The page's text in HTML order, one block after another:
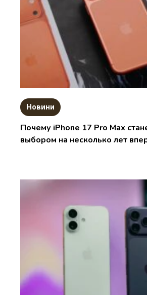
Новини
Почему iPhone 17 Pro Max
выбором на несколько лет